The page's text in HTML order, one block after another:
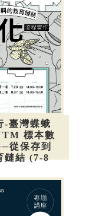
-臺灣蝶蛾
標本數
從保存到
鏈結 (7-8